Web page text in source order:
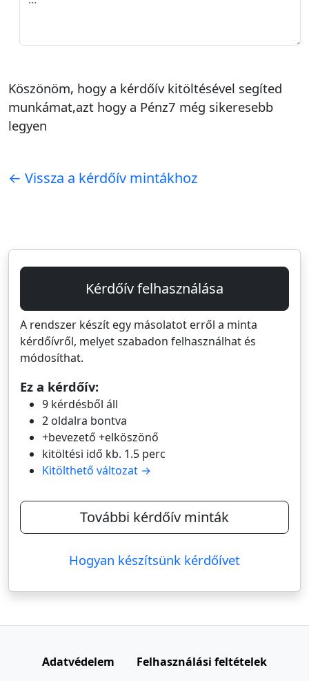
Köszönöm, hogy a kérdőív kitöltésével segíted
munkámat,azt hogy a Pénz7 még sikeresebb
legyen
← Vissza a kérdőív mintákhoz
Kérdőív felhasználása
A rendszer készít egy másolatot erről a minta
kérdőívről, melyet szabadon felhasználhat és
módosíthat.
Ez a kérdőív:
9 kérdésből áll
2 oldalra bontva
+bevezető +elköszönő
kitöltési idő kb. 1.5 perc
Kitölthető változat →
További kérdőív minták
Hogyan készítsünk kérdőívet
Adatvédelem Felhasználási feltételek